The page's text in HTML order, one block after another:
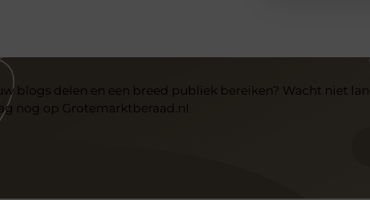
blogs delen en een breed publiek bereiken? Wacht niet
nog op Grotemarktberaad.nl